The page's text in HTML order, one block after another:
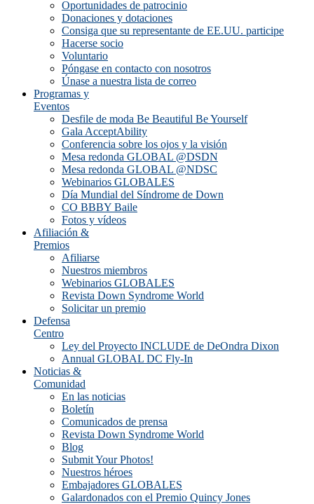
Oportunidades de patrocinio
Donaciones y dotaciones
Consiga que su representante de EE.UU. participe
Hacerse socio
Voluntario
Póngase en contacto con nosotros
Únase a nuestra lista de correo
Programas y
Eventos
Desfile de moda Be Beautiful Be Yourself
Gala AcceptAbility
Conferencia sobre los ojos y la visión
Mesa redonda GLOBAL @DSDN
Mesa redonda GLOBAL @NDSC
Webinarios GLOBALES
Día Mundial del Síndrome de Down
CO BBBY Baile
Fotos y vídeos
Afiliación &
Premios
Afiliarse
Nuestros miembros
Webinarios GLOBALES
Revista Down Syndrome World
Solicitar un premio
Defensa
Centro
Ley del Proyecto INCLUDE de DeOndra Dixon
Annual GLOBAL DC Fly-In
Noticias &
Comunidad
En las noticias
Boletín
Comunicados de prensa
Revista Down Syndrome World
Blog
Submit Your Photos!
Nuestros héroes
Embajadores GLOBALES
Galardonados con el Premio Quincy Jones